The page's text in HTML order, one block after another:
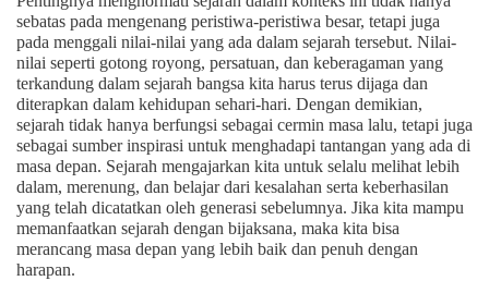
sebatas pada mengenang peristiwa-peristiwa besar, tetapi juga
pada menggali nilai-nilai yang ada dalam sejarah tersebut. Nilai-
nilai seperti gotong royong, persatuan, dan keberagaman yang
terkandung dalam sejarah bangsa kita harus terus dijaga dan
diterapkan dalam kehidupan sehari-hari. Dengan demikian,
sejarah tidak hanya berfungsi sebagai cermin masa lalu, tetapi juga
sebagai sumber inspirasi untuk menghadapi tantangan yang ada di
masa depan. Sejarah mengajarkan kita untuk selalu melihat lebih
dalam, merenung, dan belajar dari kesalahan serta keberhasilan
yang telah dicatatkan oleh generasi sebelumnya. Jika kita mampu
memanfaatkan sejarah dengan bijaksana, maka kita bisa
merancang masa depan yang lebih baik dan penuh dengan
harapan.